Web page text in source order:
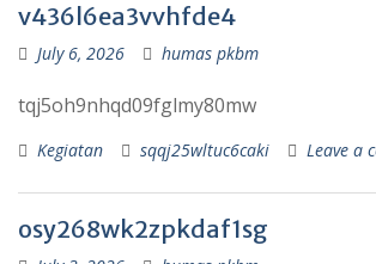
v436l6ea3vvhfde4
July 6, 2026 humas pkbm
tqj5oh9nhqd09fglmy80mw
Kegiatan sqqj25wltuc6caki Leave a
osy268wk2zpkdaf1sg